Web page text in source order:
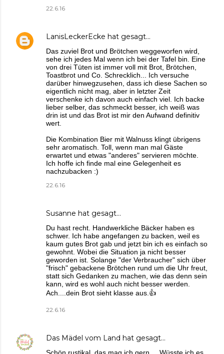
22.6.16
LanisLeckerEcke hat gesagt…
Das zuviel Brot und Brötchen weggeworfen wird,
sehe ich jedes Mal wenn ich bei der Tafel bin. Eine
von drei Tüten ist immer voll mit Brot, Brötchen,
Toastbrot und Co. Schrecklich... Ich versuche
darüber hinwegzusehen, dass ich diese Sachen so
eigentlich nicht mag, aber in letzter Zeit
verschenke ich davon auch einfach viel. Ich backe
lieber selber, das schmeckt besser, ich weiß was
drin ist und das Brot ist mir den Aufwand definitiv
wert.
Die Kombination Bier mit Walnuss klingt übrigens
sehr aromatisch. Toll, wenn man mal Gäste
erwartet und etwas "anderes" servieren möchte.
Ich hoffe ich finde mal eine Gelegenheit es
nachzubacken :)
22.6.16
Susanne hat gesagt…
Du hast recht. Handwerkliche Bäcker haben es
schwer. Ich habe angefangen zu backen, weil es
kaum gutes Brot gab und jetzt bin ich es einfach so
gewohnt. Wobei die Situation ja nicht besser
geworden ist. Solange "der Verbraucher" sich über
"frisch" gebackene Brötchen rund um die Uhr freut,
statt sich Gedanken zu machen, wie das denn sein
kann, wird es wohl auch nicht besser werden.
Ach....dein Brot sieht klasse aus.👍
22.6.16
Das Mädel vom Land hat gesagt…
Schön rustikal, das mag ich gern ... Wüsste ich es